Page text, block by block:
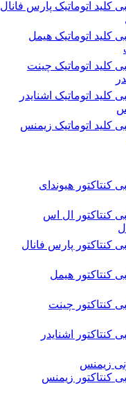
کلید اتوماتیک پارس فانال
کلید اتوماتیک هیمل
کلید اتوماتیک چینت
کلید اتوماتیک اشنایدر
کلید اتوماتیک زیمنس
کنتاکتور هیوندای
کنتاکتور ال اس
کنتاکتور پارس فانال
کنتاکتور هیمل
کنتاکتور چینت
کنتاکتور اشنایدر
زیمنس
کنتاکتور زیمنس